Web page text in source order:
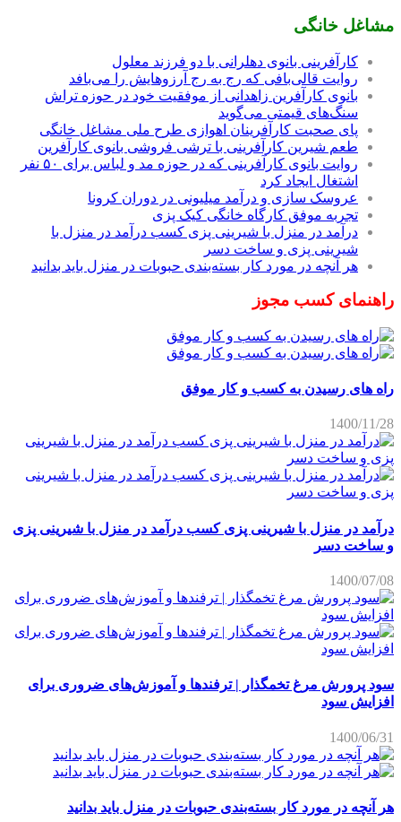
مشاغل خانگی
کارآفرینی بانوی دهلرانی با دو فرزند معلول
روایت قالی‌بافی که رج به رج آرزوهایش را می‌بافد
بانوی کارآفرین زاهدانی از موفقیت خود در حوزه تراش
سنگ‌های قیمتی می‌گوید
پای صحبت کارآفرینان اهوازی طرح ملی مشاغل خانگی
طعم شیرین کارآفرینی با ترشی فروشی بانوی کارآفرین
روایت بانوی کارآفرینی که در حوزه مد و لباس برای ۵۰ نفر
اشتغال ایجاد کرد
عروسک سازی و درآمد میلیونی در دوران کرونا
تجربه موفق کارگاه خانگی کیک پزی
درآمد در منزل با شیرینی پزی کسب درآمد در منزل با
شیرینی پزی و ساخت دسر
هر آنچه در مورد کار بسته‌بندی حبوبات در منزل باید بدانید
راهنمای کسب مجوز
راه های رسیدن به کسب و کار موفق
1400/11/28
درآمد در منزل با شیرینی پزی کسب درآمد در منزل با شیرینی پزی
و ساخت دسر
1400/07/08
سود پرورش مرغ تخمگذار | ترفندها و آموزش‌های ضروری برای
افزایش سود
1400/06/31
هر آنچه در مورد کار بسته‌بندی حبوبات در منزل باید بدانید